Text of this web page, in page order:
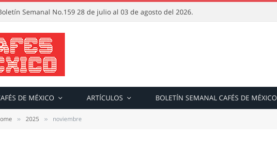
Semanal No.159 28 de julio al 03 de agosto del 2026.
DE MÉXICO ARTÍCULOS BOLETÍN SEMANAL CAFÉS DE MÉXICO
» 2025 » noviembre